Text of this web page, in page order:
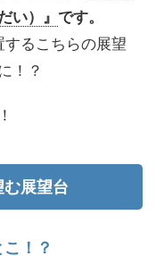
い）』 です。
るこちらの展望
！？
展望台
！？